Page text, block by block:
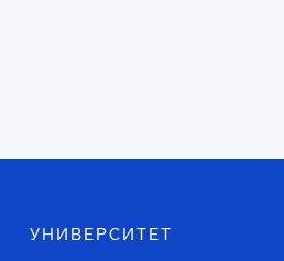
УНИВЕРСИТЕТ